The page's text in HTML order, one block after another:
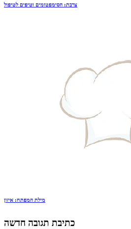
צרבת: הסימפטומים וטיפים לטיפול
מילת המפתח: איזון
כתיבת תגובה חדשה